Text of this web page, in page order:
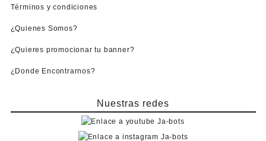
Términos y condiciones
¿Quienes Somos?
¿Quieres promocionar tu banner?
¿Donde Encontrarnos?
Nuestras redes